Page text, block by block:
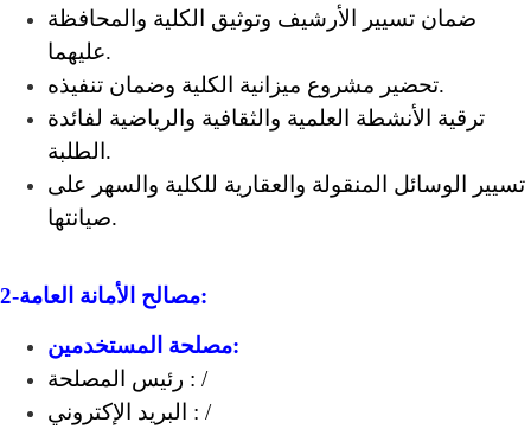
ضمان تسيير الأرشيف وتوثيق الكلية والمحافظة
عليهما.
تحضير مشروع ميزانية الكلية وضمان تنفيذه.
ترقية الأنشطة العلمية والثقافية والرياضية لفائدة
الطلبة.
تسيير الوسائل المنقولة والعقارية للكلية والسهر على
صيانتها.
2-مصالح الأمانة العامة:
مصلحة المستخدمين:
رئيس المصلحة : /
البريد الإكتروني : /